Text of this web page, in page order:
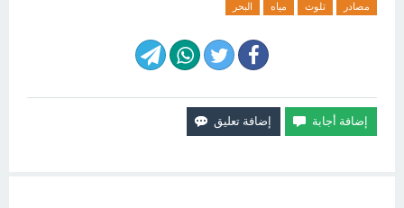
مصادر تلوث مياه البحر